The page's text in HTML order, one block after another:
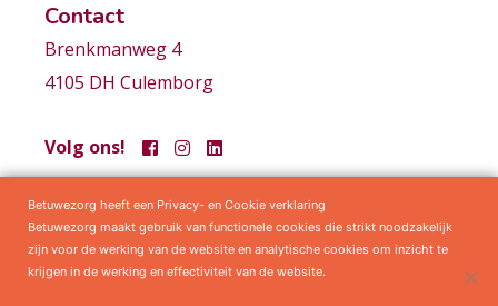
Contact
Brenkmanweg 4
4105 DH Culemborg
Volg ons!
Samenwerkingen Privacy statement Algemene voorwaarden
Betuwezorg heeft een Privacy- en Cookie verklaring
Betuwezorg maakt gebruik van functionele cookies die strikt noodzakelijk
zijn voor de werking van de website en analytische cookies om inzicht te
krijgen in de werking en effectiviteit van de website.